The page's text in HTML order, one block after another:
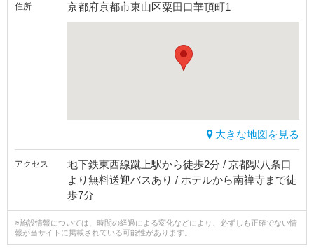
住所 京都府京都市東山区粟田口華頂町1
大きな地図を見る
アクセス
地下鉄東西線蹴上駅から徒歩2分 / 京都駅八条口
より無料送迎バスあり / ホテルから南禅寺まで徒
歩7分
※施設情報については、時間の経過による変化などにより、必ずしも正確でない情
報が当サイトに掲載されている可能性があります。